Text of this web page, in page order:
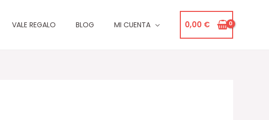
VALE REGALO BLOG MI CUENTA 0,00 €